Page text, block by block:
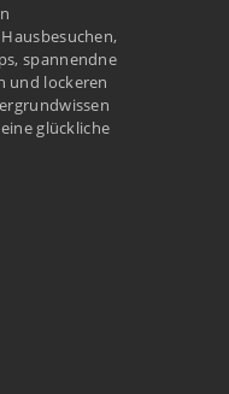
spannendne
und lockeren
glückliche